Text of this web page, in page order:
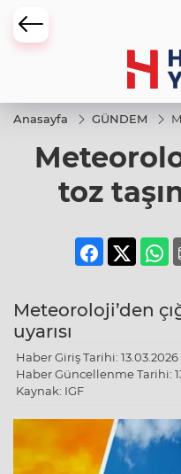
Anasayfa GÜNDEM
toz
Meteoroloji’den
uyarısı
Haber Giriş Tarihi: 13.03.2026
Haber Güncellenme Tarihi:
Kaynak: IGF